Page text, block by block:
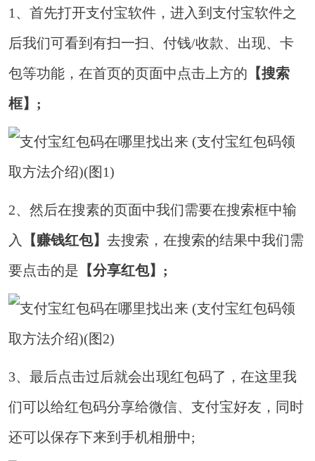
1、首先打开支付宝软件，进入到支付宝软件之
后我们可看到有扫一扫、付钱/收款、出现、卡
包等功能，在首页的页面中点击上方的 【搜索
框】;
2、然后在搜素的页面中我们需要在搜索框中输
入
【赚钱红包】去搜索，在搜索的结果中我们需
要点击的是 【分享红包】;
3、最后点击过后就会出现红包码了，在这里我
们可以给红包码分享给微信、支付宝好友，同时
还可以保存下来到手机相册中;